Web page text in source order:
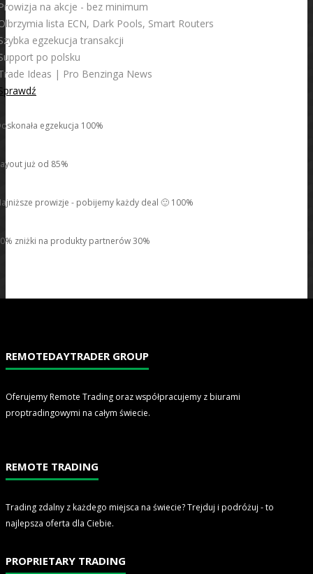
na akcje - bez minimum
lista ECN, Dark Pools, Smart Routers
egzekucja transakcji
po polsku
Ideas | Pro Benzinga News
egzekucja 100%
już od 85%
prowizje - pobijemy każdy deal 🙂 100%
zniżki na produkty partnerów 30%
REMOTEDAYTRADER GROUP
Oferujemy Remote Trading oraz współpracujemy z biurami
proptradingowymi na całym świecie.
REMOTE TRADING
Trading zdalny z każdego miejsca na świecie? Trejduj i podróżuj - to
najlepsza oferta dla Ciebie.
PROPRIETARY TRADING